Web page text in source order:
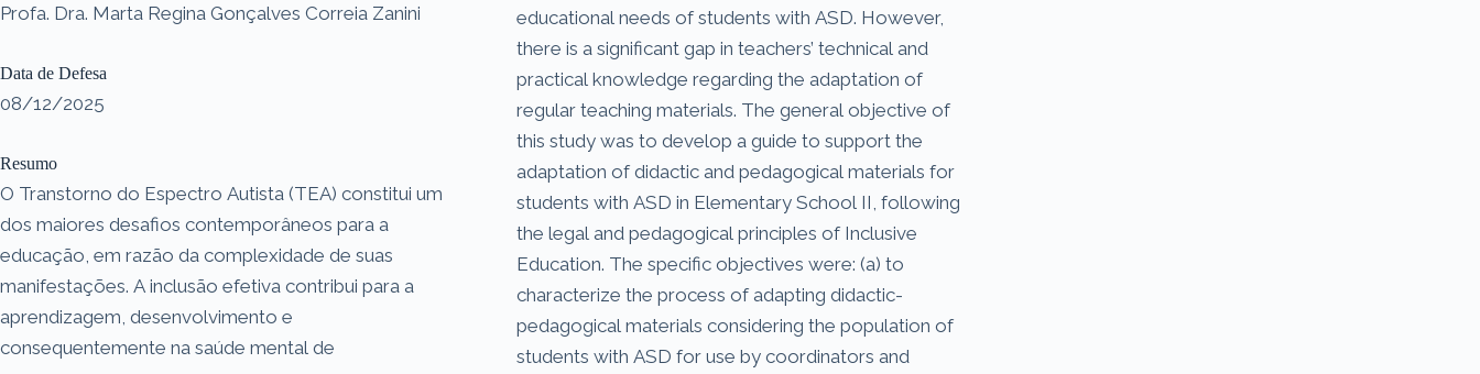
Profa. Dra. Marta Regina Gonçalves Correia Zanini
Data de Defesa
08/12/2025
Resumo
O Transtorno do Espectro Autista (TEA) constitui um
dos maiores desafios contemporâneos para a
educação, em razão da complexidade de suas
manifestações. A inclusão efetiva contribui para a
aprendizagem, desenvolvimento e
consequentemente na saúde mental de
educational needs of students with ASD. However,
there is a significant gap in teachers’ technical and
practical knowledge regarding the adaptation of
regular teaching materials. The general objective of
this study was to develop a guide to support the
adaptation of didactic and pedagogical materials for
students with ASD in Elementary School II, following
the legal and pedagogical principles of Inclusive
Education. The specific objectives were: (a) to
characterize the process of adapting didactic-
pedagogical materials considering the population of
students with ASD for use by coordinators and